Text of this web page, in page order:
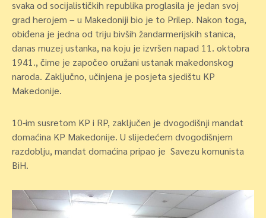
svaka od socijalističkih republika proglasila je jedan svoj
grad herojem – u Makedoniji bio je to Prilep. Nakon toga,
obiđena je jedna od triju bivših žandarmerijskih stanica,
danas muzej ustanka, na koju je izvršen napad 11. oktobra
1941., čime je započeo oružani ustanak makedonskog
naroda. Zaključno, učinjena je posjeta sjedištu KP
Makedonije.
10-im susretom KP i RP, zaključen je dvogodišnji mandat
domaćina KP Makedonije. U slijedećem dvogodišnjem
razdoblju, mandat domaćina pripao je Savezu komunista
BiH.